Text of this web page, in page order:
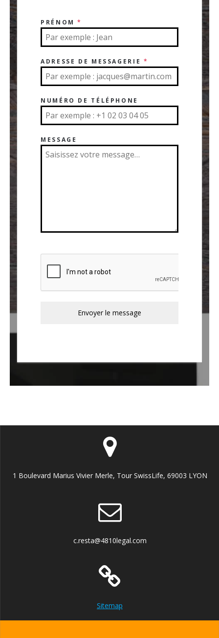
PRÉNOM*
ADRESSE DE MESSAGERIE *
NUMÉRO DE TÉLÉPHONE
MESSAGE
Envoyer le message
1 Boulevard Marius Vivier Merle, Tour SwissLife, 69003 LYON
c.resta@4810legal.com
Sitemap